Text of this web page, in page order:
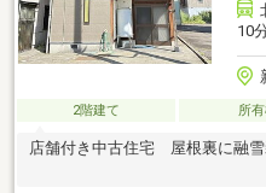
10
2階建て 所
店舗付き中古住宅 屋根裏に融雪